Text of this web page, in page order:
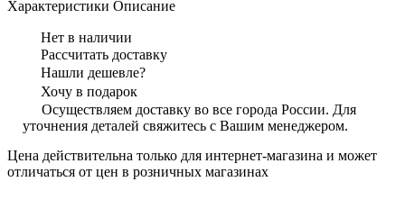
Характеристики Описание
Нет в наличии
Рассчитать доставку
Нашли дешевле?
Хочу в подарок
Осуществляем доставку во все города России. Для
уточнения деталей свяжитесь с Вашим менеджером.
Цена действительна только для интернет-магазина и может
отличаться от цен в розничных магазинах